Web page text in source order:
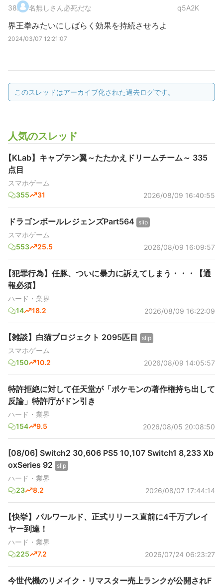
38. 名無しさん必死だな q5A2K
界王拳みたいにしばらく効果を持続させろよ
2024/03/07 12:21:07
このスレッドはアーカイブ化された過去ログです。
人気のスレッド
【KLab】キャプテン翼～たたかえドリームチーム～ 335
点目
スマホゲーム
355
31 2026/08/09 16:40:55
ドラゴンボールレジェンズPart564 slip
スマホゲーム
553
25.5 2026/08/09 16:09:57
【犯罪行為】任豚、ついに暴力に訴えてしまう・・・【通
報必須】
ハード・業界
14
18.2 2026/08/09 16:22:09
【雑談】白猫プロジェクト 2095匹目 slip
スマホゲーム
150
10.2 2026/08/09 14:05:57
特許拒絶に対して任天堂が「ポケモンの著作権持ち出して
反論」特許庁がドン引き
ハード・業界
154
9.5 2026/08/05 20:08:50
[08/06] Switch2 30,606 PS5 10,107 Switch1 8,233 Xb
oxSeries 92
slip
ハード・業界
23
8.2 2026/08/07 17:44:14
【快挙】パルワールド、正式リリース直前に4千万プレイ
ヤー到達！
ハード・業界
225
7.2 2026/07/24 06:23:27
今世代機のリメイク・リマスター売上ランクが公開されF